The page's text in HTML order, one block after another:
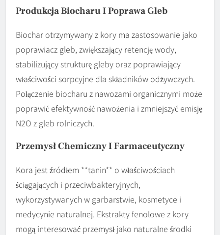
Produkcja Biocharu I Poprawa Gleb
Biochar otrzymywany z kory ma zastosowanie jako
poprawiacz gleb, zwiększający retencję wody,
stabilizujący strukturę gleby oraz poprawiający
właściwości sorpcyjne dla składników odżywczych.
Połączenie biocharu z nawozami organicznymi może
poprawić efektywność nawożenia i zmniejszyć emisję
N2O z gleb rolniczych.
Przemysł Chemiczny I Farmaceutyczny
Kora jest źródłem **tanin** o właściwościach
ściągających i przeciwbakteryjnych,
wykorzystywanych w garbarstwie, kosmetyce i
medycynie naturalnej. Ekstrakty fenolowe z kory
mogą interesować przemysł jako naturalne środki